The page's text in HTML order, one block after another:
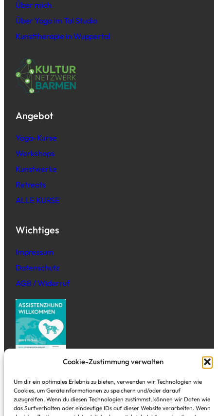
Cookie-Zustimmung verwalten
Um dir ein optimales Erlebnis zu bieten, verwenden wir Technologien wie
Cookies, um Geräteinformationen zu speichern und/oder darauf
zuzugreifen. Wenn du diesen Technologien zustimmst, können wir Daten wie
das Surfverhalten oder eindeutige IDs auf dieser Website verarbeiten. Wenn
Über mich
Über Yoga im Tal Studio
Kunsttherapie in Wuppertal
Angebot
Yoga-Kurse
Workshops
Kunstwerke
Retreats
ALLE KURSE
Wichtiges
Impressum
Datenschutz
AGB / Widerruf
Adresse
Tal Studio